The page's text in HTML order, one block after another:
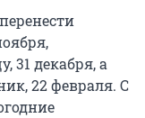
,
31 декабря, а
22 февраля. С